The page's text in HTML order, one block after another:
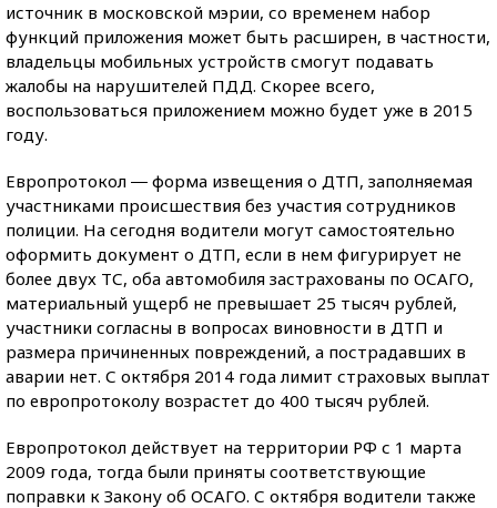
источник в московской мэрии, со временем набор
функций приложения может быть расширен, в частности,
владельцы мобильных устройств смогут подавать
жалобы на нарушителей ПДД. Скорее всего,
воспользоваться приложением можно будет уже в 2015
году.
Европротокол ― форма извещения о ДТП, заполняемая
участниками происшествия без участия сотрудников
полиции. На сегодня водители могут самостоятельно
оформить документ о ДТП, если в нем фигурирует не
более двух ТС, оба автомобиля застрахованы по ОСАГО,
материальный ущерб не превышает 25 тысяч рублей,
участники согласны в вопросах виновности в ДТП и
размера причиненных повреждений, а пострадавших в
аварии нет. С октября 2014 года лимит страховых выплат
по европротоколу возрастет до 400 тысяч рублей.
Европротокол действует на территории РФ с 1 марта
2009 года, тогда были приняты соответствующие
поправки к Закону об ОСАГО. С октября водители также